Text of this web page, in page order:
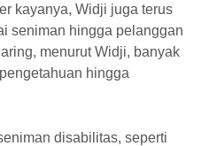
kayanya, Widji juga terus
seniman hingga pelanggan
menurut Widji, banyak
hingga
disabilitas, seperti